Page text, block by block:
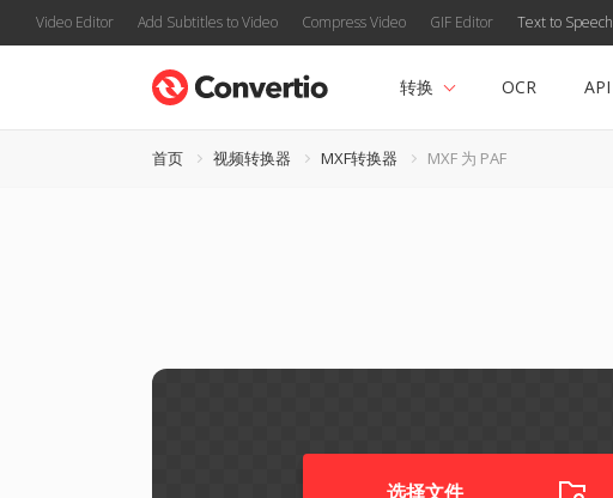
Video Editor Add Subtitles to Video Compress Video GIF Editor Text to Speech
转换 OCR API
首页 视频转换器 MXF转换器 MXF 为 PAF
选择文件